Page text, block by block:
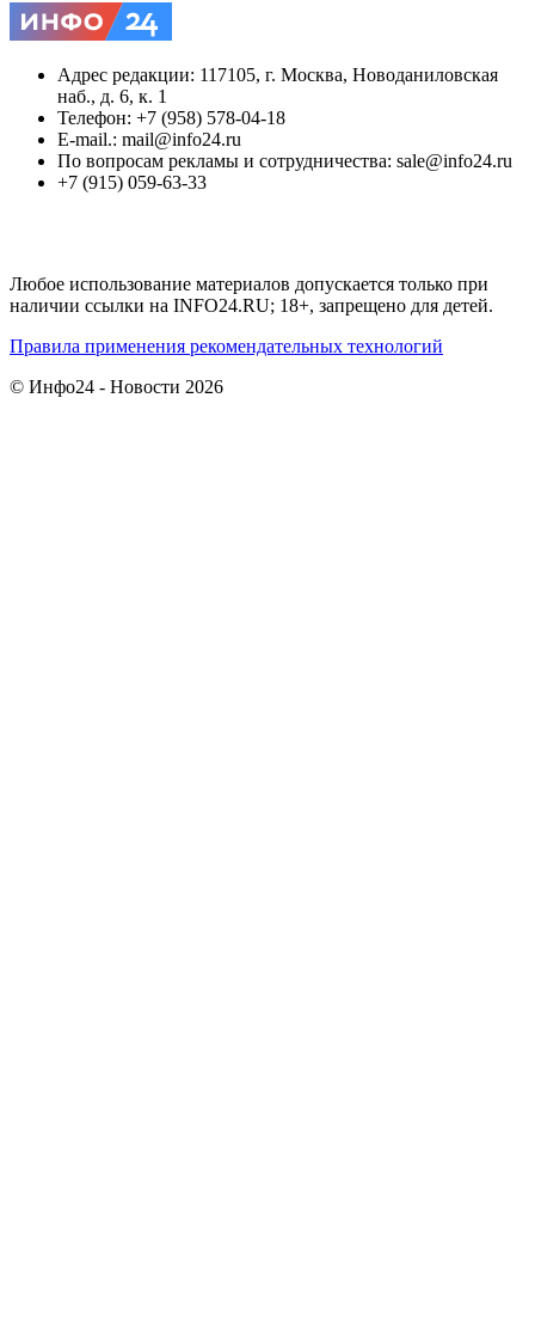
Адрес редакции: 117105, г. Москва, Новоданиловская
наб., д. 6, к. 1
Телефон: +7 (958) 578-04-18
E-mail.: mail@info24.ru
По вопросам рекламы и сотрудничества: sale@info24.ru
+7 (915) 059-63-33
Любое использование материалов допускается только при
наличии ссылки на INFO24.RU; 18+, запрещено для детей.
Правила применения рекомендательных технологий
© Инфо24 - Новости 2026